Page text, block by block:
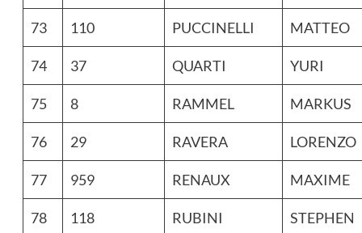
73 110 PUCCINELLI MATTEO
74 37 QUARTI YURI
75 8 RAMMEL MARKUS
76 29 RAVERA LORENZO
77 959 RENAUX MAXIME
78 118 RUBINI STEPHEN